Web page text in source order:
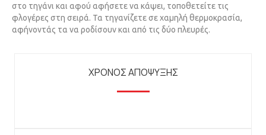
στο τηγάνι και αφού αφήσετε να κάψει, τοποθετείτε τις
φλογέρες στη σειρά. Τα τηγανίζετε σε χαμηλή θερμοκρασία,
αφήνοντάς τα να ροδίσουν και από τις δύο πλευρές.
ΧΡΟΝΟΣ ΑΠΟΨΥΞΗΣ